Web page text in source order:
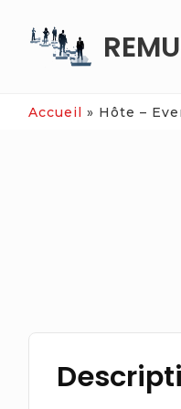
Accueil » Hôte –